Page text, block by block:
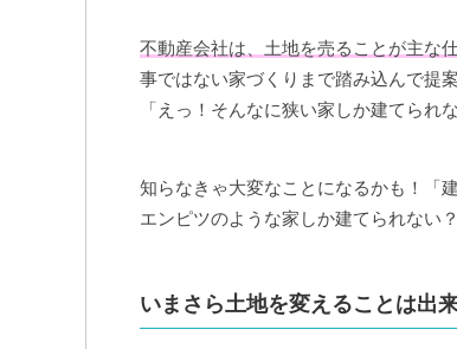
不動産会社は、土地を売ることが主な
事ではない家づくりまで踏み込んで提
「えっ！そんなに狭い家しか建てられ
知らなきゃ大変なことになるかも！「
エンピツのような家しか建てられない
いまさら土地を変えることは出